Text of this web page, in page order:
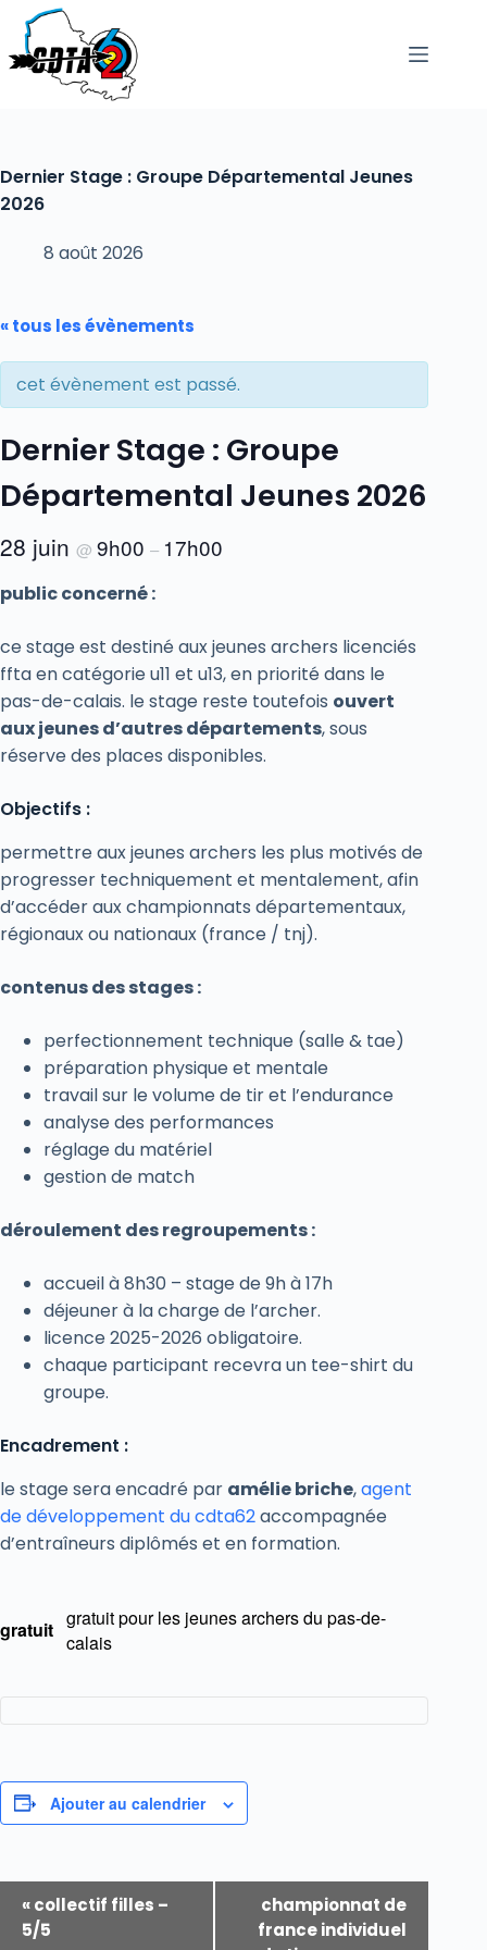
passer
contenu
Dernier Stage : Groupe Départemental Jeunes
2026
8 août 2026
« tous les évènements
cet évènement est passé.
Dernier Stage : Groupe
Départemental Jeunes 2026
28 juin @ 9h00 – 17h00
public concerné :
ce stage est destiné aux jeunes archers licenciés
ffta en catégorie u11 et u13, en priorité dans le
pas-de-calais. le stage reste toutefois ouvert
aux jeunes d’autres départements, sous
réserve des places disponibles.
Objectifs :
permettre aux jeunes archers les plus motivés de
progresser techniquement et mentalement, afin
d’accéder aux championnats départementaux,
régionaux ou nationaux (france / tnj).
contenus des stages :
perfectionnement technique (salle & tae)
préparation physique et mentale
travail sur le volume de tir et l’endurance
analyse des performances
réglage du matériel
gestion de match
déroulement des regroupements :
accueil à 8h30 – stage de 9h à 17h
déjeuner à la charge de l’archer.
licence 2025-2026 obligatoire.
chaque participant recevra un tee-shirt du
groupe.
Encadrement :
le stage sera encadré par amélie briche,agent
de développement du cdta62accompagnée
d’entraîneurs diplômés et en formation.
gratuit gratuit pour les jeunes archers du pas-de-
calais
Ajouter au calendrier
«collectif filles –
5/5
championnat de
france individuel